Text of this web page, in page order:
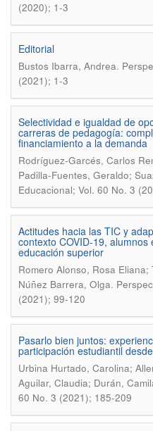
(2020); 1-3
Editorial
Bustos Ibarra, Andrea.
(2021); 1-3
Selectividad e igualdad de
carreras de pedagogía:
financiamiento a la demanda
Rodríguez-Garcés, Carlos
Padilla-Fuentes, Geraldo;
Educacional; Vol. 60 No. 3
Actitudes hacia las TIC y
contexto COVID-19,
educación superior
Romero Alonso, Rosa
Núñez Barrera, Olga.
(2021); 99-120
Pasarlo bien juntos:
participación estudiantil
Urbina Hurtado, Carolina;
Aguilar, Claudia; Durán,
60 No. 3 (2021); 185-209